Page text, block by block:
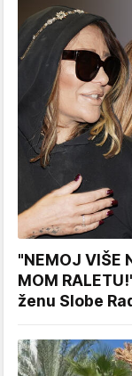
"NEMOJ VIŠE
MOM
ženu Slobe